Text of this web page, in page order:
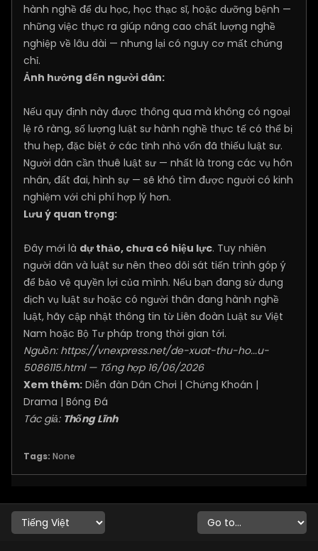
hành nghề để du học, học thạc sĩ, hoặc dưỡng bệnh —
những việc thực ra giúp nâng cao chất lượng nghề
nghiệp về lâu dài — nhưng lại có nguy cơ mất chứng
chỉ.
Ảnh hưởng đến người dân:
Nếu quy định này được thông qua mà không có ngoại
lệ rõ ràng, số lượng luật sư hành nghề thực tế có thể bị
thu hẹp, đặc biệt ở các tỉnh nhỏ vốn đã thiếu luật sư.
Người dân cần thuê luật sư — nhất là trong các vụ hôn
nhân, đất đai, hình sự — sẽ khó tìm được người có kinh
nghiệm với chi phí hợp lý hơn.
Lưu ý quan trọng:
Đây mới là dự thảo, chưa có hiệu lực. Tuy nhiên
người dân và luật sư nên theo dõi sát tiến trình góp ý
để bảo vệ quyền lợi của mình. Nếu bạn đang sử dụng
dịch vụ luật sư hoặc có người thân đang hành nghề
luật, hãy cập nhật thông tin từ Liên đoàn Luật sư Việt
Nam hoặc Bộ Tư pháp trong thời gian tới.
Nguồn: https://vnexpress.net/de-xuat-thu-ho...u-
5086115.html— Tổng hợp 16/06/2026
Xem thêm: Diễn đàn Dân Chơi | Chứng Khoán |
Drama | Bóng Đá
Tác giả: Thống Lĩnh
Tags: None